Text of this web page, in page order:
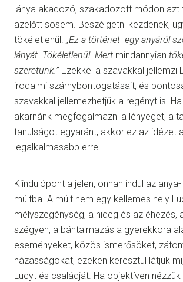
lánya akadozó, szakadozott módon azt
azelőtt sosem. Beszélgetni kezdenek,
tökéletlenül. „Ez a történet egy anyáról
lányát. Tökéletlenül. Mert mindannyian
szeretünk.”Ezekkel a szavakkal jellemzi
irodalmi szárnybontogatásait, és
szavakkal jellemezhetjük a regényt is.
akarnánk megfogalmazni a lényeget, a
tanulságot egyaránt, akkor ez az idézet a
legalkalmasabb erre.
Kiindulópont a jelen, onnan indul az
múltba. A múlt nem egy kellemes hely
mélyszegénység, a hideg és az éhezés,
szégyen, a bántalmazás a gyerekkora
eseményeket, közös ismerősöket,
házasságokat, ezeken keresztül látjuk
Lucyt és családját. Ha objektíven